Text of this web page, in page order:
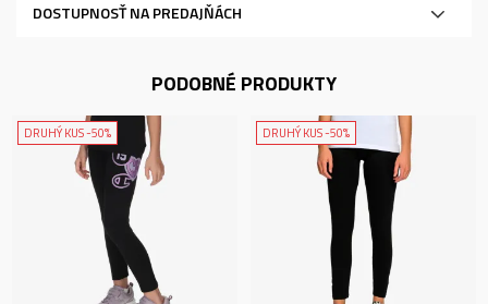
DOSTUPNOSŤ NA PREDAJŇÁCH
PODOBNÉ PRODUKTY
DRUHÝ KUS -50% DRUHÝ KUS -50%